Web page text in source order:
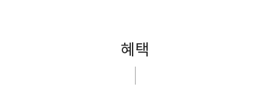
혜택